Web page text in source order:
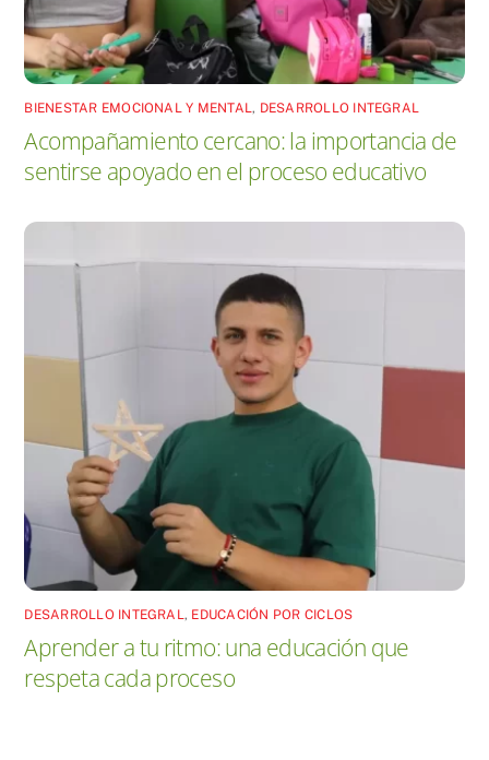
BIENESTAR EMOCIONAL Y MENTAL , DESARROLLO INTEGRAL
Acompañamiento cercano: la importancia de
sentirse apoyado en el proceso educativo
DESARROLLO INTEGRAL, EDUCACIÓN POR CICLOS
Aprender a tu ritmo: una educación que
respeta cada proceso